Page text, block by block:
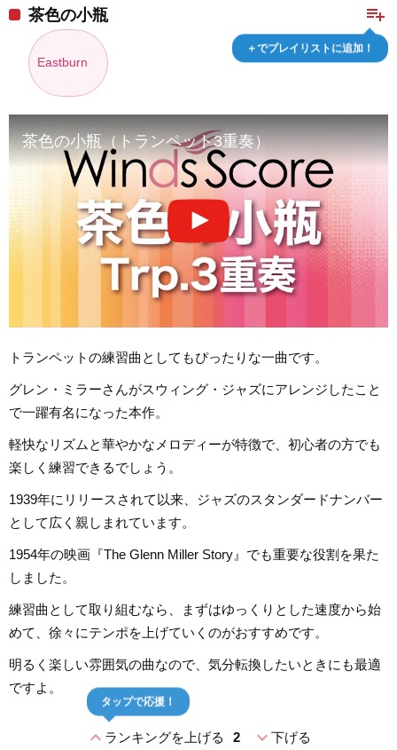
playlist_add
＋でプレイリストに追加！
茶色の小瓶
Eastburn
茶色の小瓶（トランペット3重奏）
トランペットの練習曲としてもぴったりな一曲です。
グレン・ミラーさんがスウィング・ジャズにアレンジしたこと
で一躍有名になった本作。
軽快なリズムと華やかなメロディーが特徴で、初心者の方でも
楽しく練習できるでしょう。
1939年にリリースされて以来、ジャズのスタンダードナンバー
として広く親しまれています。
1954年の映画『The Glenn Miller Story』でも重要な役割を果た
しました。
練習曲として取り組むなら、まずはゆっくりとした速度から始
めて、徐々にテンポを上げていくのがおすすめです。
明るく楽しい雰囲気の曲なので、気分転換したいときにも最適
ですよ。
expand_lessランキングを上げる 2
タップで応援！
expand_more下げる